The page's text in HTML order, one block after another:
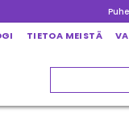
TIETOA MEISTÄ